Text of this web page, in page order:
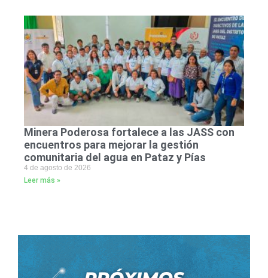
Minera Poderosa fortalece a las JASS con
encuentros para mejorar la gestión
comunitaria del agua en Pataz y Pías
4 de agosto de 2026
Leer más »